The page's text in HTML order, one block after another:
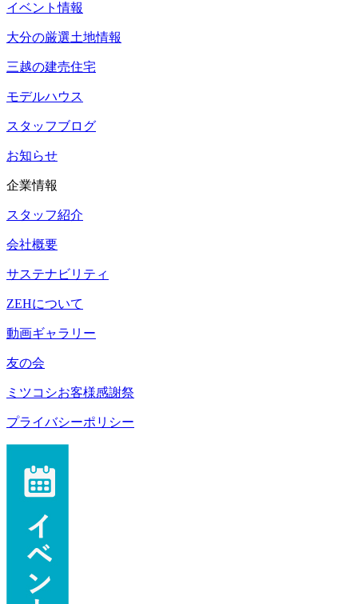
イベント情報
大分の厳選土地情報
三越の建売住宅
モデルハウス
スタッフブログ
お知らせ
企業情報
スタッフ紹介
会社概要
サステナビリティ
ZEHについて
動画ギャラリー
友の会
ミツコシお客様感謝祭
プライバシーポリシー